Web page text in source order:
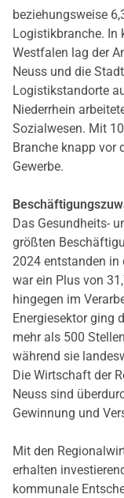
beziehungsweise
Logistikbranche. In
Westfalen lag der
Neuss und die
Logistikstandorte
Niederrhein
Sozialwesen. Mit
Branche knapp vor
Gewerbe.
Das Gesundheits-
größten
2024 entstanden in
war ein Plus von
hingegen im
Energiesektor ging
mehr als 500
während sie
Die Wirtschaft der
Neuss sind
Gewinnung und
Mit den
erhalten
kommunale